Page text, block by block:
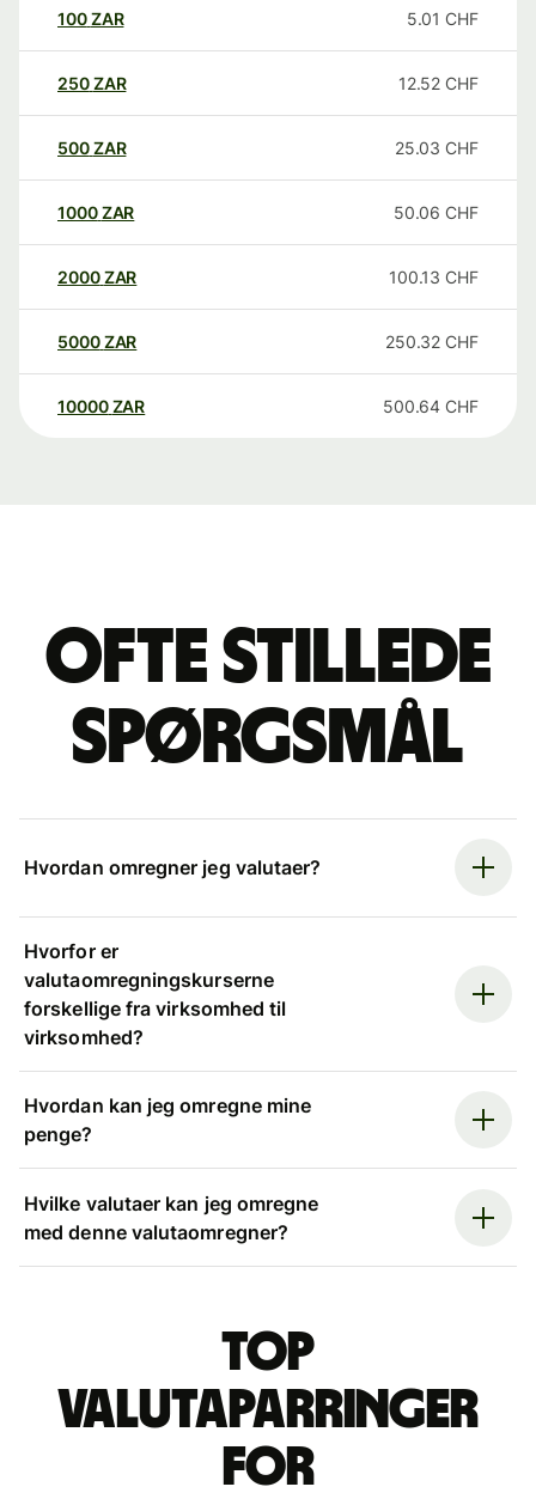
100ZAR 5.01 CHF
250ZAR 12.52 CHF
500ZAR 25.03 CHF
1000ZAR 50.06 CHF
2000ZAR 100.13 CHF
5000ZAR 250.32 CHF
10000 ZAR 500.64 CHF
Ofte stillede
spørgsmål
Hvordan omregner jeg valutaer?
Hvorfor er
valutaomregningskurserne
forskellige fra virksomhed til
virksomhed?
Hvordan kan jeg omregne mine
penge?
Hvilke valutaer kan jeg omregne
med denne valutaomregner?
Top
valutaparringer
for